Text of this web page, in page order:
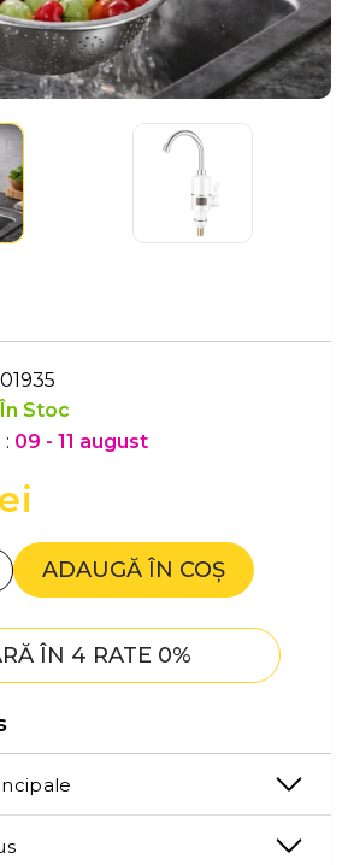
În Stoc
09 - 11 august
ADAUGĂ ÎN COȘ
ÎN 4 RATE 0%